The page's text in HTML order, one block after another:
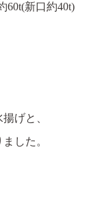
60t(新口約40t)
げと、
した。